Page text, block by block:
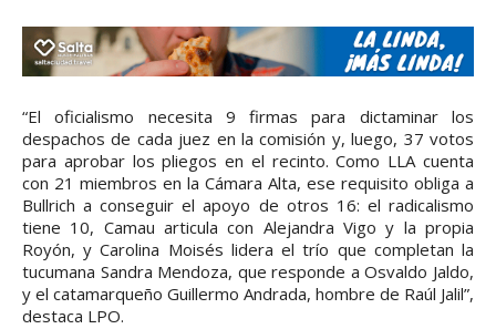
“El oficialismo necesita 9 firmas para dictaminar los
despachos de cada juez en la comisión y, luego, 37 votos
para aprobar los pliegos en el recinto. Como LLA cuenta
con 21 miembros en la Cámara Alta, ese requisito obliga a
Bullrich a conseguir el apoyo de otros 16: el radicalismo
tiene 10, Camau articula con Alejandra Vigo y la propia
Royón, y Carolina Moisés lidera el trío que completan la
tucumana Sandra Mendoza, que responde a Osvaldo Jaldo,
y el catamarqueño Guillermo Andrada, hombre de Raúl Jalil”,
destaca LPO.